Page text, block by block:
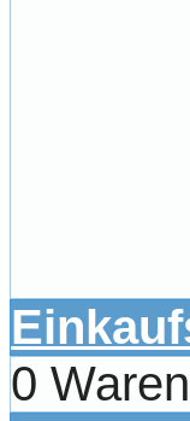
0 Waren